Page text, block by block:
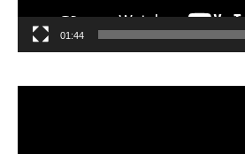
01:44